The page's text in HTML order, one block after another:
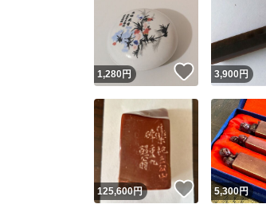
1,280円 いいね！
3,900円
125,600円 いいね！
5,300円